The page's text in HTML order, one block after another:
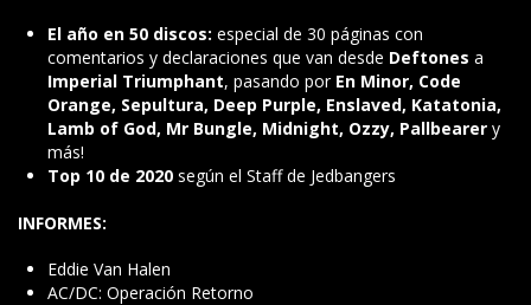
El año en 50 discos: especial de 30 páginas con
comentarios y declaraciones que van desde Deftones a
Imperial Triumphant, pasando por En Minor, Code
Orange, Sepultura, Deep Purple, Enslaved, Katatonia,
Lamb of God, Mr Bungle, Midnight, Ozzy, Pallbearer y
más!
Top 10 de 2020 según el Staff de Jedbangers
INFORMES:
Eddie Van Halen
AC/DC: Operación Retorno